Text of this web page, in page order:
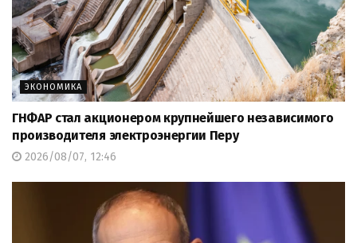
ЭКОНОМИКА
ГНФАР стал акционером крупнейшего независимого
производителя электроэнергии Перу
2026/08/07, 12:46